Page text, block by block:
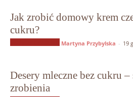
Jak zrobić domowy krem
cukru?
Martyna Przybylska - 19
Desery mleczne bez cukru –
zrobienia